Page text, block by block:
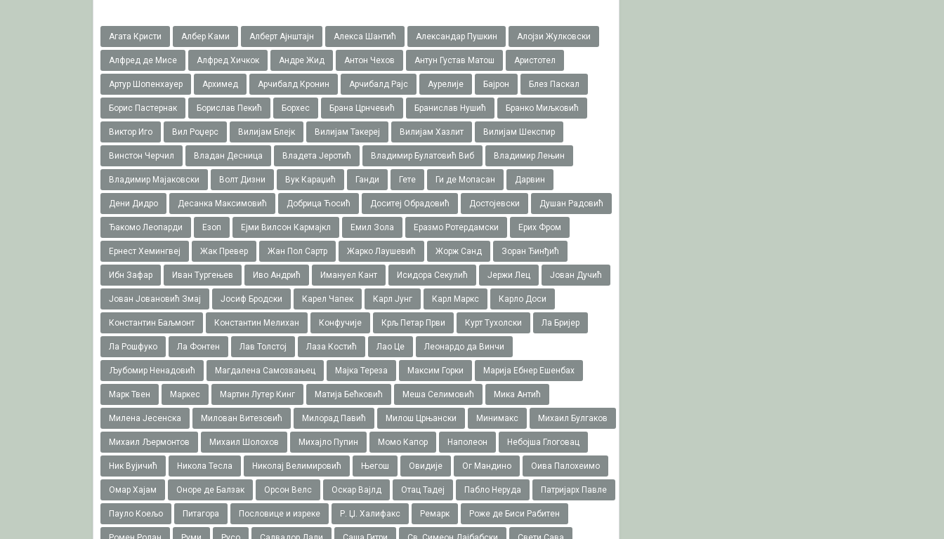
Агата Кристи Албер Ками Алберт Ајнштајн Алекса Шантић Александар Пушкин Алојзи Жулковски
Алфред де Мисе Алфред Хичкок Андре Жид Антон Чехов Антун Густав Матош Аристотел
Артур Шопенхауер Архимед Арчибалд Кронин Арчибалд Рајс Аурелије Бајрон Блез Паскал
Борис Пастернак Борислав Пекић Борхес Брана Црнчевић Бранислав Нушић Бранко Миљковић
Виктор Иго Вил Роџерс Вилијам Блејк Вилијам Такереj Вилијам Хазлит Вилијам Шекспир
Винстон Черчил Владан Десница Владета Јеротић Владимир Булатовић Виб Владимир Лењин
Владимир Мајаковски Волт Дизни Вук Караџић Ганди Гете Ги де Мопасан Дарвин
Дени Дидро Десанка Максимовић Добрица Ћосић Доситеј Обрадовић Достојевски Душан Радовић
Ђакомо Леопарди Езоп Ејми Вилсон Кармајкл Емил Зола Еразмо Ротердамски Ерих Фром
Ернест Хемингвеј Жак Превер Жан Пол Сартр Жарко Лаушевић Жорж Санд Зоран Ђинђић
Ибн Зафар Иван Тургењев Иво Андрић Имануел Кант Исидора Секулић Јержи Лец Јован Дучић
Јован Јовановић Змај Јосиф Бродски Карел Чапек Карл Јунг Карл Маркс Карло Доси
Константин Баљмонт Константин Мелихан Конфучије Крљ Петар Први Курт Тухолски Ла Бријер
Ла Рошфуко Ла Фонтен Лав Толстој Лаза Костић Лао Це Леонардо да Винчи
Љубомир Ненадовић Магдалена Самозвањец Мајка Тереза Максим Горки Марија Ебнер Ешенбах
Марк Твен Маркес Мартин Лутер Кинг Матија Бећковић Меша Селимовић Мика Антић
Милена Јесенска Милован Витезовић Милорад Павић Милош Црњански Минимакс Михаил Булгаков
Михаил Љермонтов Михаил Шолохов Михајло Пупин Момо Капор Наполеон Небојша Глоговац
Ник Вујичић Никола Тесла Николај Велимировић Његош Овидије Ог Мандино Оива Палохеимо
Омар Хајам Оноре де Балзак Орсон Велс Оскар Вајлд Отац Тадеј Пабло Неруда Патријарх Павле
Пауло Коељо Питагора Пословице и изреке Р. Џ. Халифакс Ремарк Роже де Биси Рабитен